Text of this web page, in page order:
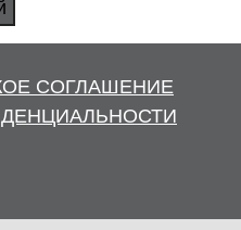
СОГЛАШЕНИЕ